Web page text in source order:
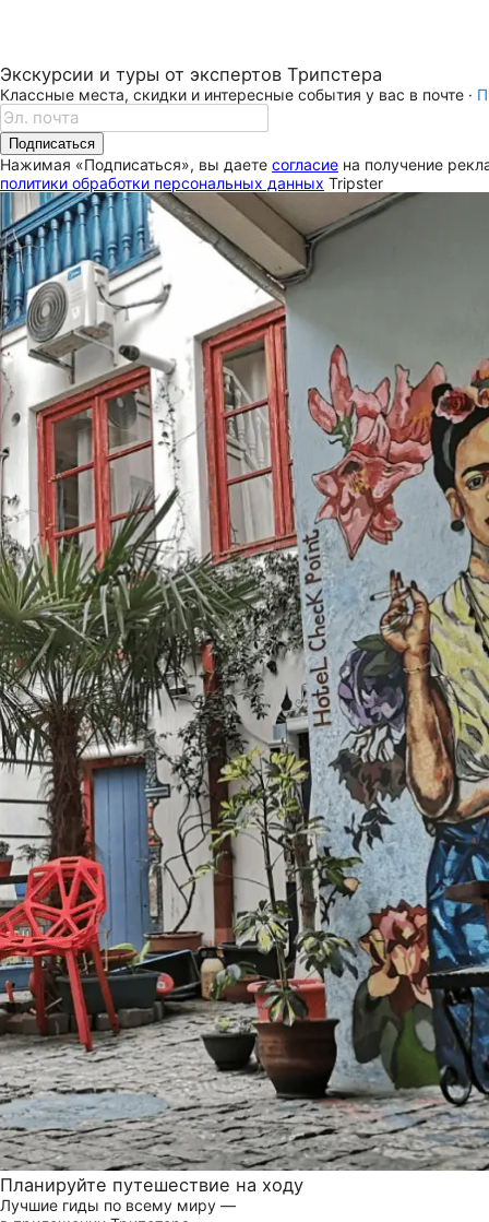
Экскурсии и туры от экспертов Трипстера
Классные места, скидки и интересные события у вас в почте ·
Подписаться
Нажимая «Подписаться», вы даете согласие на получение
политики обработки персональных данных Tripster
Планируйте путешествие на ходу
Лучшие гиды по всему миру —